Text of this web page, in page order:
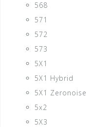
568
571
572
573
5X1
5X1 Hybrid
5X1 Zeronoise
5x2
5X3